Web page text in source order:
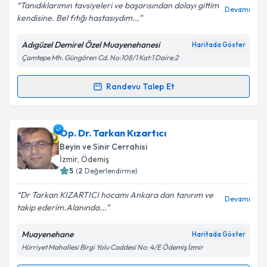
Kişisel verilerimin işlenmesine ilişkin
Aydınlatma
Metni'ni okudum ve kişisel verilerimin belirtilen
kapsamda işlenmesini kabul ediyorum.
Tanıdıklarımın tavsiyeleri ve başarısından dolayı gittim
kendisine. Bel fıtığı hastasıydım...
Devamı
Adıgüzel Demirel Özel Muayenehanesi Haritada Göster
Çamtepe Mh. Güngören Cd. No:108/1 Kat:1 Daire:2
Randevu Talep Et
Randevu Takvimi Talebi
Op. Dr. Adıgüzel Demireliçin randevu takvimi talebi
oluşturun. Size bu uzmandan randevu almanız için bir
takvim hazırlandığında e-posta ile bilgilendireceğiz.
Kişisel verilerimin işlenmesine ilişkin
Aydınlatma
Metni'ni okudum ve kişisel verilerimin belirtilen
kapsamda işlenmesini kabul ediyorum.
Op. Dr. Tarkan Kızartıcı
Beyin ve Sinir Cerrahisi
İzmir, Ödemiş
5 (2 Değerlendirme)
Dr Tarkan KIZARTICI hocamı Ankara dan tanırım ve
takip ederim.Alanında...
Devamı
Muayenehane Haritada Göster
Hürriyet Mahallesi Birgi Yolu Caddesi No: 4/E Ödemiş İzmir